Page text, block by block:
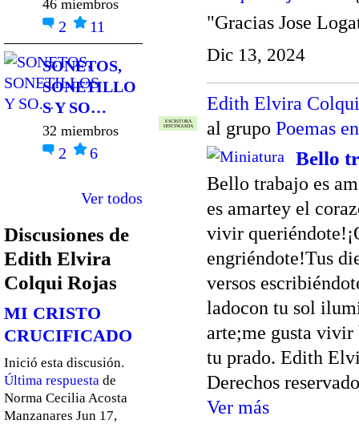
46 miembros
2 11
SONETOS,
SONETILLO
S Y SO…
32 miembros
2 6
Ver todos
Discusiones de
Edith Elvira
Colqui Rojas
MI CRISTO
CRUCIFICADO
Inició esta discusión.
Última respuesta de
Norma Cecilia Acosta
Manzanares Jun 17,
"Gracias Jose
Dic 13, 2024
ESCRITORA
DISTINGUIDA
Edith Elvira
al grupo Poemas
Bello
Bello trabajo es
es amartey el
vivir
engriéndote!Tus
versos
ladocon tu sol
arte;me gusta vivir
tu prado. Edith
Derechos
Ver más